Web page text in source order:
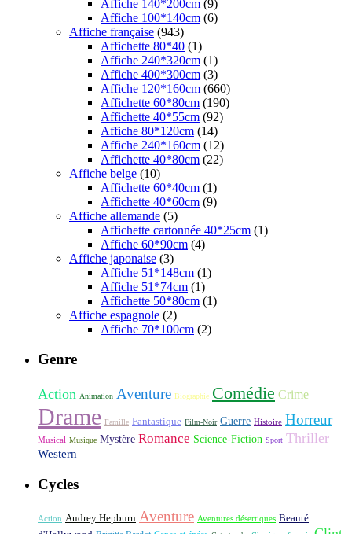
Affiche 140*200cm (9)
Affiche 100*140cm (6)
Affiche française (943)
Affichette 80*40 (1)
Affiche 240*320cm (1)
Affiche 400*300cm (3)
Affiche 120*160cm (660)
Affichette 60*80cm (190)
Affichette 40*55cm (92)
Affiche 80*120cm (14)
Affiche 240*160cm (12)
Affichette 40*80cm (22)
Affiche belge (10)
Affichette 60*40cm (1)
Affichette 40*60cm (9)
Affiche allemande (5)
Affichette cartonnée 40*25cm (1)
Affiche 60*90cm (4)
Affiche japonaise (3)
Affiche 51*148cm (1)
Affiche 51*74cm (1)
Affichette 50*80cm (1)
Affiche espagnole (2)
Affiche 70*100cm (2)
Genre
Action Animation Aventure Biographie Comédie Crime
Drame Famille Fantastique Film-Noir Guerre Histoire Horreur
Musical Musique Mystère Romance Science-Fiction Sport Thriller
Western
Cycles
Action Audrey Hepburn Aventure Aventures désertiques Beauté